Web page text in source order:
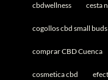
cbdwellness cesta
cogollos cbd small buds
comprar CBD Cuenca
cosmetica cbd